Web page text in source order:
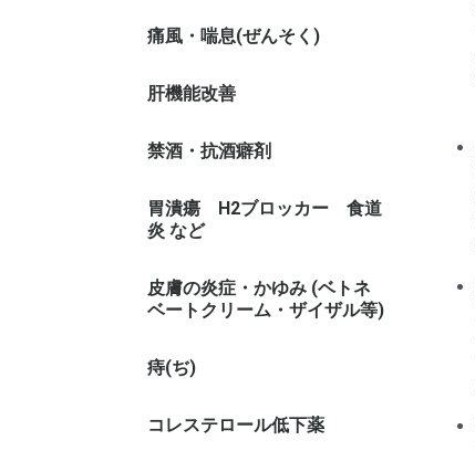
痛風・喘息(ぜんそく)
肝機能改善
禁酒・抗酒癖剤
胃潰瘍 H2ブロッカー 食道
炎 など
皮膚の炎症・かゆみ (ベトネ
ベートクリーム・ザイザル等)
痔(ぢ)
コレステロール低下薬